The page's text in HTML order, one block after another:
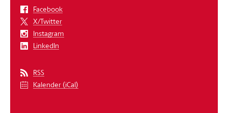
Facebook
X/Twitter
Instagram
LinkedIn
RSS
Kalender (iCal)